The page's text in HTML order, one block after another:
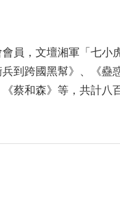
員，文壇湘軍「七小
到跨國黑幫》、《蠱
蔡和森》等，共計八
《老街的生命》獲